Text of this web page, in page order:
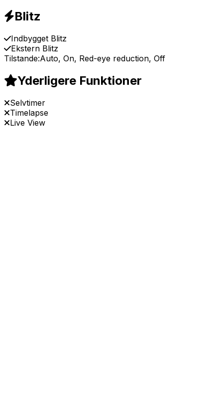
Blitz
Indbygget Blitz
Ekstern Blitz
Tilstande:Auto, On, Red-eye reduction, Off
Yderligere Funktioner
Selvtimer
Timelapse
Live View